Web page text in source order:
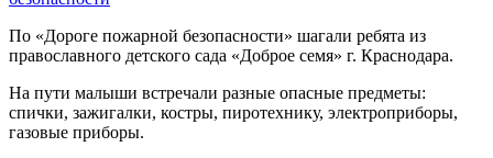
По «Дороге пожарной безопасности» шагали ребята из
православного детского сада «Доброе семя» г. Краснодара.
На пути малыши встречали разные опасные предметы:
спички, зажигалки, костры, пиротехнику, электроприборы,
газовые приборы.